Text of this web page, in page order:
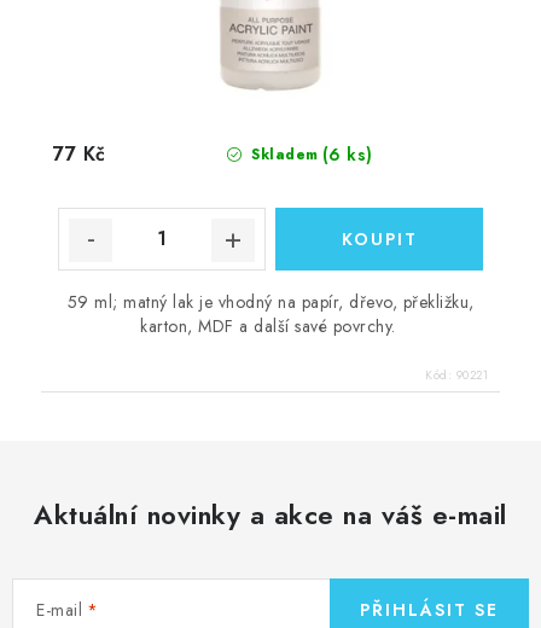
Skladem (6 ks)
77 Kč
59 ml; matný lak je vhodný na papír, dřevo, překližku,
karton, MDF a další savé povrchy.
Kód: 90221
Aktuální novinky a akce na váš e-mail
E-mail PŘIHLÁSIT SE